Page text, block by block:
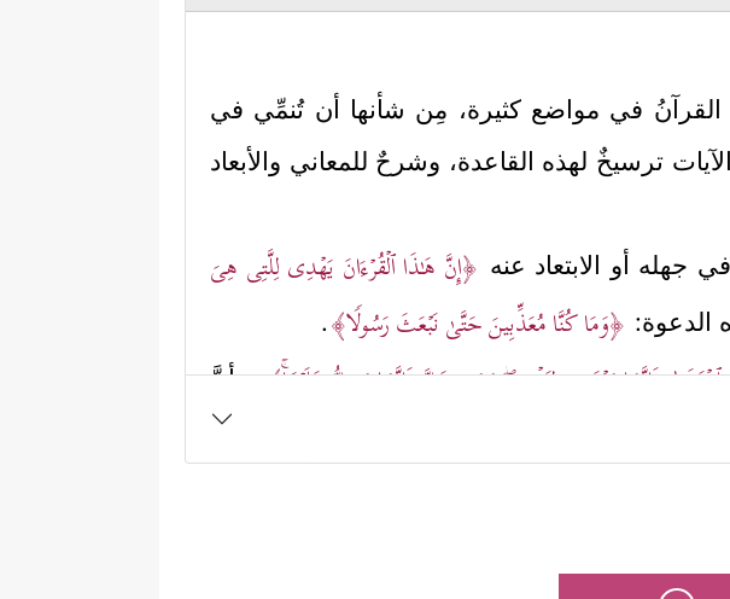
القرآنُ في مواضع كثيرة، مِن شأنها أن تُنمِّي في
ترسيخٌ لهذه القاعدة، وشرحٌ للمعاني والأبعاد
جهله أو الابتعاد عنه ﴿إِنَّ هَـٰذَا ٱلۡقُرۡءَانَ یَهۡدِی لِلَّتِی هِیَ
الدعوة: ﴿وَمَا كُنَّا مُعَذِّبِینَ حَتَّىٰ نَبۡعَثَ رَسُولࣰا﴾ .
فَإِنَّمَا یَهۡتَدِی لِنَفۡسِهِۦۖ وَمَن ضَلَّ فَإِنَّمَا یَضِلُّ عَلَیۡهَاۚ﴾، وأنَّ